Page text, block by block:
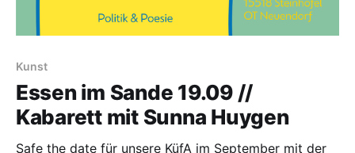
Kunst
Essen im Sande 19.09 //
Kabarett mit Sunna Huygen
Safe the date für unsere KüfA im September mit der